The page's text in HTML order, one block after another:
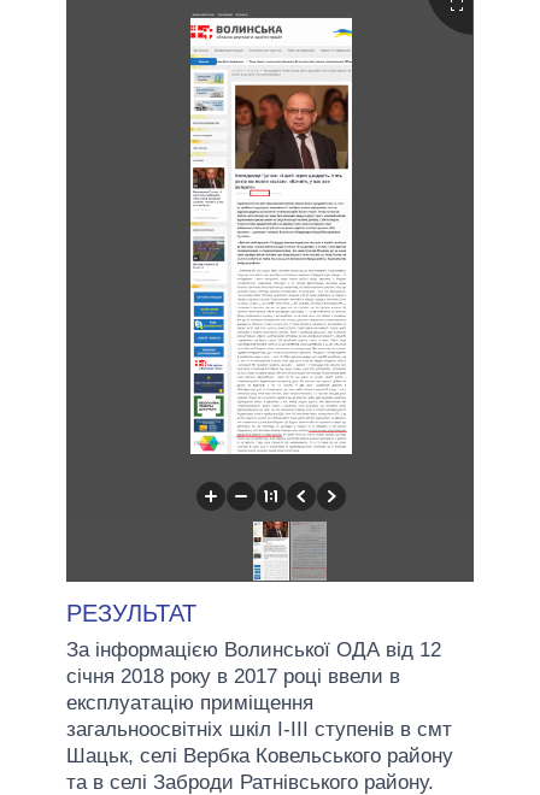
РЕЗУЛЬТАТ
За інформацією Волинської ОДА від 12
січня 2018 року в 2017 році ввели в
експлуатацію приміщення
загальноосвітніх шкіл I-III ступенів в смт
Шацьк, селі Вербка Ковельського району
та в селі Заброди Ратнівського району.